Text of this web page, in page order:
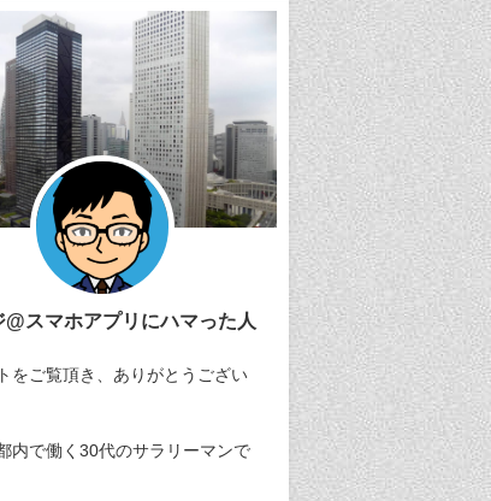
@スマホアプリにハマった人
をご覧頂き、ありがとうござい
内で働く30代のサラリーマンで